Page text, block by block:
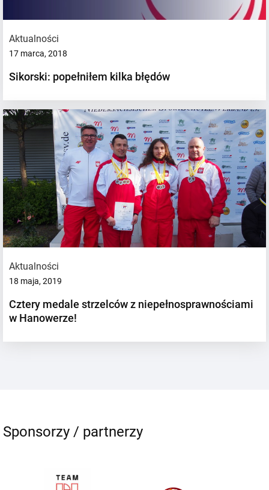
Aktualności
17 marca, 2018
Sikorski: popełniłem kilka błędów
Aktualności
18 maja, 2019
Cztery medale strzelców z niepełnosprawnościami
w Hanowerze!
Sponsorzy / partnerzy